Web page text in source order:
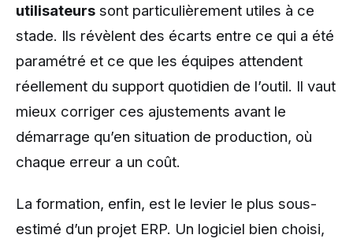
utilisateurs sont particulièrement utiles à ce
stade. Ils révèlent des écarts entre ce qui a été
paramétré et ce que les équipes attendent
réellement du support quotidien de l’outil. Il vaut
mieux corriger ces ajustements avant le
démarrage qu’en situation de production, où
chaque erreur a un coût.
La formation, enfin, est le levier le plus sous-
estimé d’un projet ERP. Un logiciel bien choisi,